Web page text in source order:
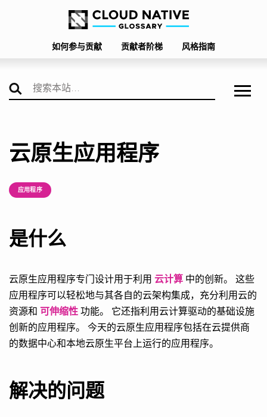
如何参与贡献 贡献者阶梯 风格指南
云原生应用程序
应用程序
是什么
云原生应用程序专门设计用于利用 云计算 中的创新。 这些
应用程序可以轻松地与其各自的云架构集成，充分利用云的
资源和 可伸缩性 功能。 它还指利用云计算驱动的基础设施
创新的应用程序。 今天的云原生应用程序包括在云提供商
的数据中心和本地云原生平台上运行的应用程序。
解决的问题